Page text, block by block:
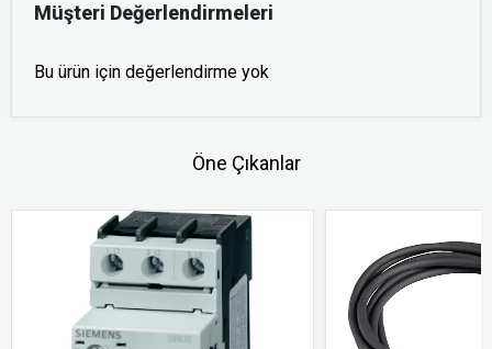
Müşteri Değerlendirmeleri
Bu ürün için değerlendirme yok
Öne Çıkanlar